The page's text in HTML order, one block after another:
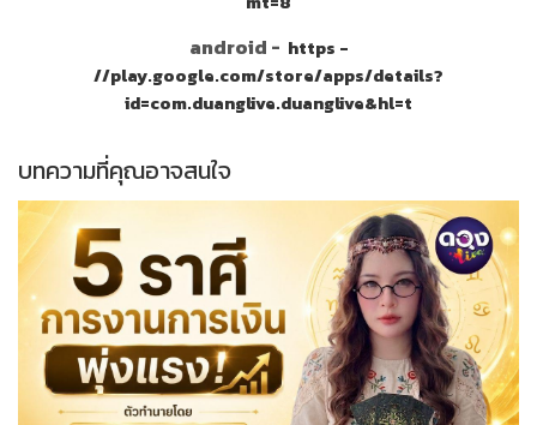
android - https -
//play.google.com/store/apps/details?
id=com.duanglive.duanglive&hl=t
บทความที่คุณอาจสนใจ